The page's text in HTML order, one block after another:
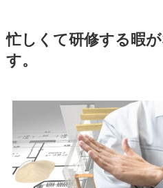
忙しくて研修する暇
す。